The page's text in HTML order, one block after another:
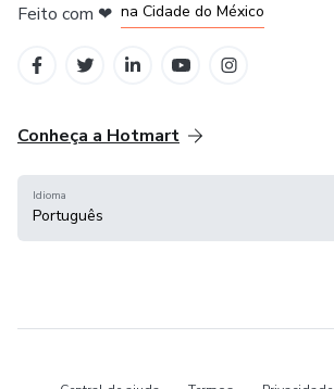
Feito com ❤ na Cidade do México
Conheça a Hotmart
Idioma
Português